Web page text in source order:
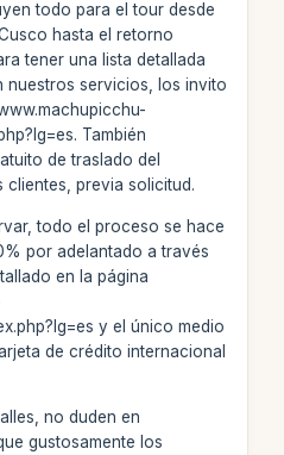
todo para el tour desde
hasta el retorno
tener una lista detallada
nuestros servicios, los invito
También
de traslado del
previa solicitud.
todo el proceso se hace
por adelantado a través
en la página
y el único medio
de crédito internacional
no duden en
gustosamente los